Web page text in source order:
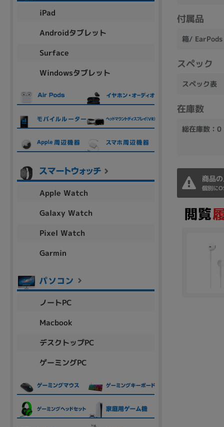
付属品
箱/
スペック
スペック表
在庫数
総在庫数：0
商品
個別に
iPad
Androidタブレット
Surface
Windowsタブレット
Apple Watch
Galaxy Watch
Pixel Watch
Garmin
ノートPC
Macbook
デスクトップPC
ゲーミングPC
商品の搭載機能による絞り込み
Webカメラ内蔵
ランク
商品状態の絞り込み
新品/未使用 中古 新品 Aランク Bラ
容量
~
円 ～